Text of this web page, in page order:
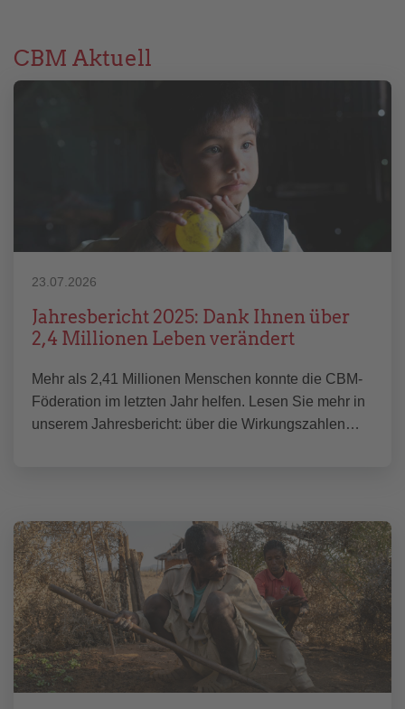
CBM Aktuell
23.07.2026
Jahresbericht 2025: Dank Ihnen über
2,4 Millionen Leben verändert
Mehr als 2,41 Millionen Menschen konnte die CBM-
Föderation im letzten Jahr helfen. Lesen Sie mehr in
unserem Jahresbericht: über die Wirkungszahlen…